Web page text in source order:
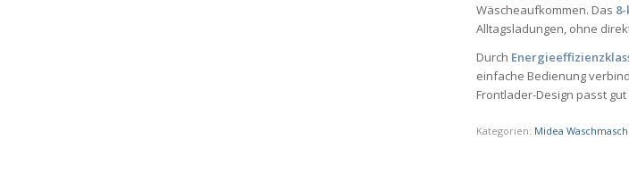
Wäscheaufkommen. Das
Alltagsladungen, ohne
Durch
einfache Bedienung
Frontlader-Design passt
Kategorien: Midea